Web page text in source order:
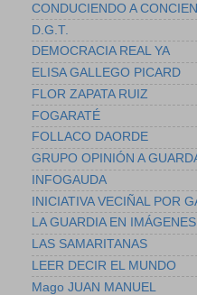
CONDUCIENDO A
D.G.T.
DEMOCRACIA REAL YA
ELISA GALLEGO PICARD
FLOR ZAPATA RUIZ
FOGARATÉ
FOLLACO DAORDE
GRUPO OPINIÓN A
INFOGAUDA
INICIATIVA VECIÑAL POR
LA GUARDIA EN IMÁGENES
LAS SAMARITANAS
LEER DECIR EL MUNDO
Mago JUAN MANUEL